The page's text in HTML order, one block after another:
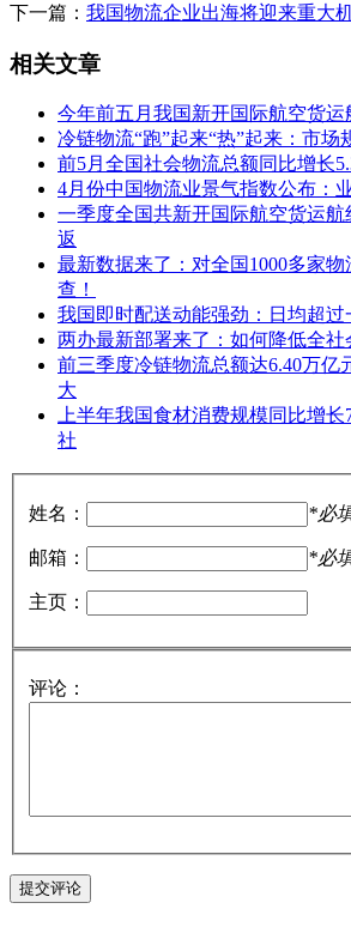
下一篇： 我国物流企业出海将迎来重大
相关文章
今年前五月我国新开国际航空货运
冷链物流“跑”起来“热”起来：市场
前5月全国社会物流总额同比增长
4月份中国物流业景气指数公布：
一季度全国共新开国际航空货运航
返
最新数据来了：对全国1000多家
查！
我国即时配送动能强劲：日均超过
两办最新部署来了：如何降低全社
前三季度冷链物流总额达6.40万亿
大
上半年我国食材消费规模同比增
社
姓名： *必
邮箱： *必
主页：
评论：